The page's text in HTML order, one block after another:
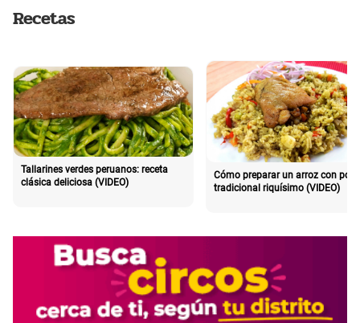
Recetas
Tallarines verdes peruanos: receta
clásica deliciosa (VIDEO)
Cómo preparar un arroz con pollo
tradicional riquísimo (VIDEO)